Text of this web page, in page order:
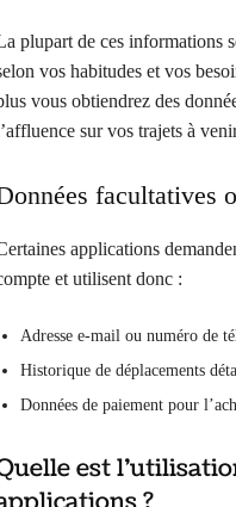
plupart de ces informations
vos habitudes et vos
vous obtiendrez des
sur vos trajets à
facultatives
applications
et utilisent donc :
Adresse e-mail ou numéro de
Historique de déplacements
Données de paiement pour
est